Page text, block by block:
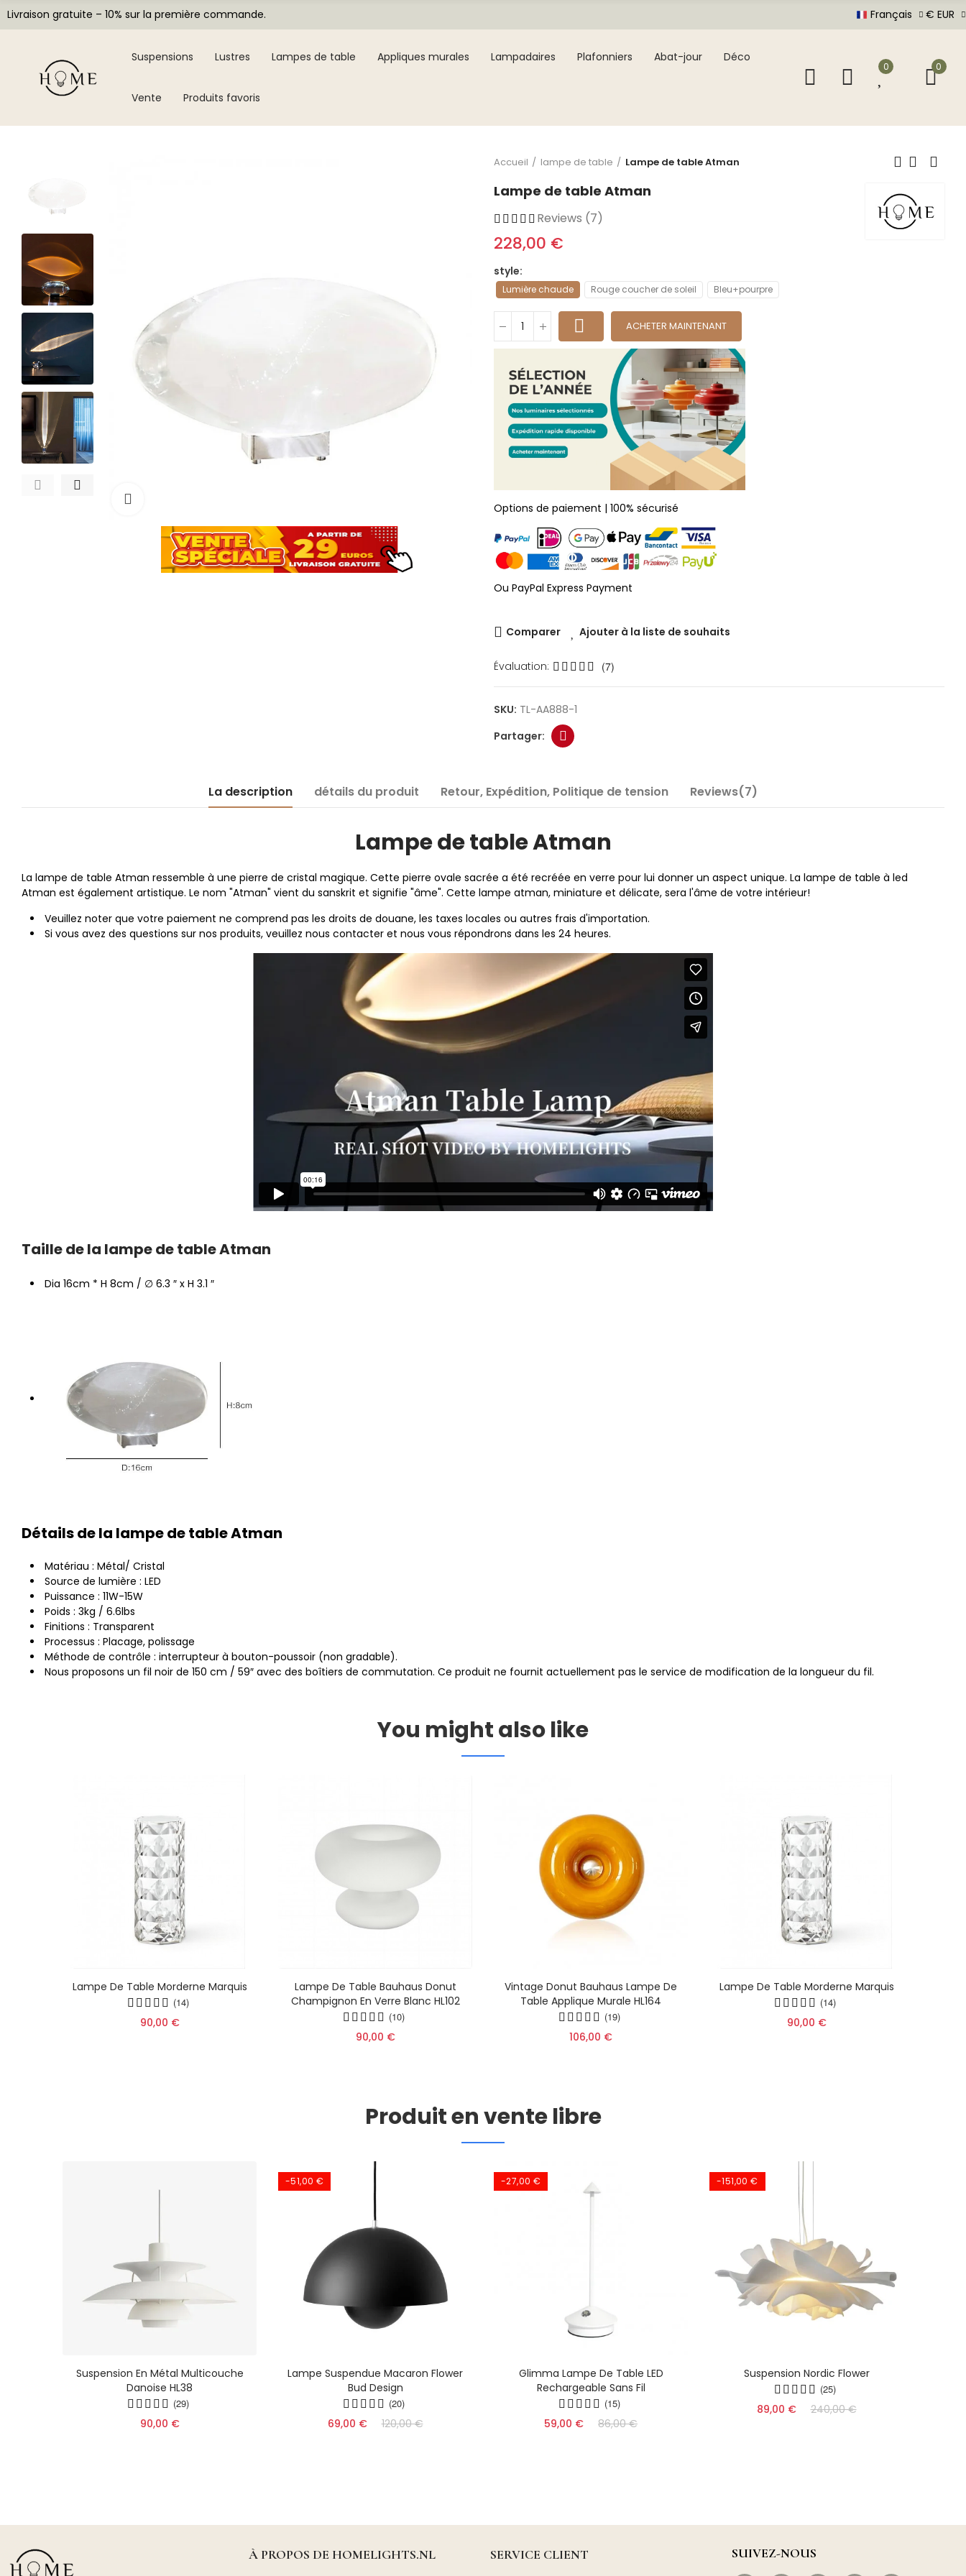
Livraison gratuite – 10% sur la première commande. Français € EUR
Suspensions Lustres Lampes de table Appliques murales Lampadaires Plafonniers Abat-jour Déco
Vente Produits favoris
0 0
Accueil lampe de table Lampe de table Atman
Lampe de table Atman
Reviews (7)
228,00 €
style
Lumière chaude Rouge coucher de soleil Bleu+pourpre
ACHETER MAINTENANT
Options de paiement | 100% sécurisé
Ou PayPal Express Payment
Comparer Ajouter à la liste de souhaits
Évaluation: (7)
SKU: TL-AA888-1
La description détails du produit Retour, Expédition, Politique de tension Reviews(7)
Lampe de table Atman
La lampe de table Atman ressemble à une pierre de cristal magique. Cette pierre ovale sacrée a été recréée en verre pour lui donner un aspect unique. La lampe de table à led
Atman est également artistique. Le nom "Atman" vient du sanskrit et signifie "âme". Cette lampe atman, miniature et délicate, sera l'âme de votre intérieur!
Veuillez noter que votre paiement ne comprend pas les droits de douane, les taxes locales ou autres frais d'importation.
Si vous avez des questions sur nos produits, veuillez nous contacter et nous vous répondrons dans les 24 heures.
Taille de la lampe de table Atman
Dia 16cm * H 8cm / ∅ 6.3 ″ x H 3.1 ″
Détails de la lampe de table Atman
Matériau : Métal/ Cristal
Source de lumière : LED
Puissance : 11W-15W
Poids : 3kg / 6.6lbs
Finitions : Transparent
Processus : Placage, polissage
Méthode de contrôle : interrupteur à bouton-poussoir (non gradable).
Nous proposons un fil noir de 150 cm / 59″ avec des boîtiers de commutation. Ce produit ne fournit actuellement pas le service de modification de la longueur du fil.
You might also like
Lampe De Table Morderne Marquis
(14)
90,00 €
Lampe De Table Bauhaus Donut
Champignon En Verre Blanc HL102
(10)
90,00 €
Vintage Donut Bauhaus Lampe De
Table Applique Murale HL164
(19)
106,00 €
Lampe De Table Morderne Marquis
(14)
90,00 €
Produit en vente libre
Suspension En Métal Multicouche
Danoise HL38
(29)
90,00 €
-51,00 €
Lampe Suspendue Macaron Flower
Bud Design
(20)
69,00 € 120,00 €
-27,00 €
Glimma Lampe De Table LED
Rechargeable Sans Fil
(15)
59,00 € 86,00 €
-151,00 €
Suspension Nordic Flower
(25)
89,00 € 240,00 €
À PROPOS DE HOMELIGHTS.NL SERVICE CLIENT SUIVEZ-NOUS